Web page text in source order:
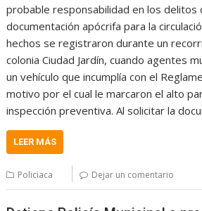
probable responsabilidad en los delitos
documentación apócrifa para la
hechos se registraron durante un
colonia Ciudad Jardín, cuando agentes
un vehículo que incumplía con el
motivo por el cual le marcaron el alto
inspección preventiva. Al solicitar la
LEER MÁS
Policiaca Dejar un comentario